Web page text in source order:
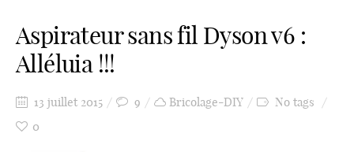
Aspirateur sans fil Dyson v6 :
Alléluia !!!
13 juillet 2015 9 Bricolage-DIY
No tags
0